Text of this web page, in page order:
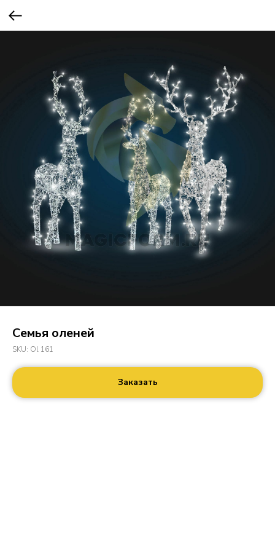
Семья оленей
SKU: Ol 161
Заказать